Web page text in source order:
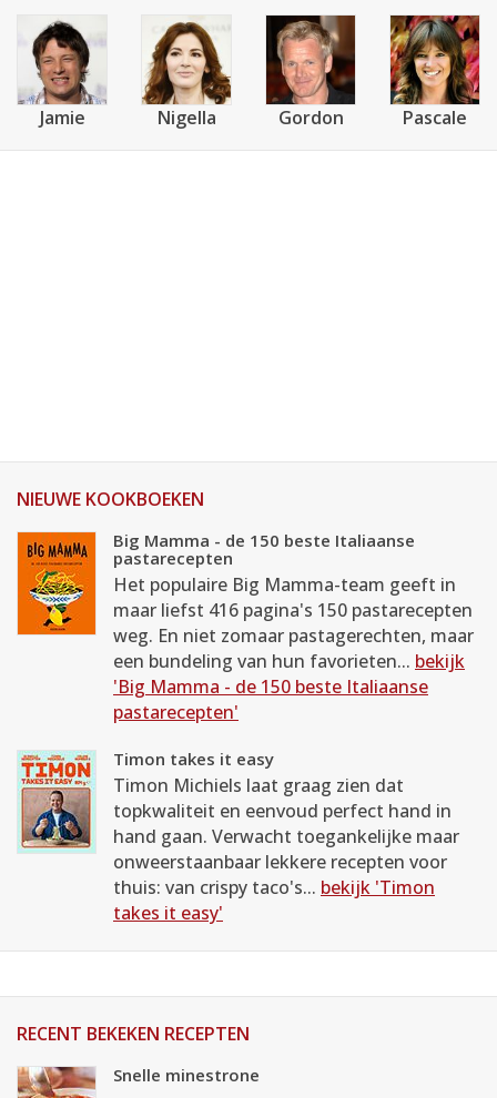
Jamie Nigella Gordon Pascale
NIEUWE KOOKBOEKEN
Big Mamma - de 150 beste Italiaanse
pastarecepten
Het populaire Big Mamma-team geeft in
maar liefst 416 pagina's 150 pastarecepten
weg. En niet zomaar pastagerechten, maar
een bundeling van hun favorieten... bekijk
'Big Mamma - de 150 beste Italiaanse
pastarecepten'
Timon takes it easy
Timon Michiels laat graag zien dat
topkwaliteit en eenvoud perfect hand in
hand gaan. Verwacht toegankelijke maar
onweerstaanbaar lekkere recepten voor
thuis: van crispy taco's... bekijk 'Timon
takes it easy'
RECENT BEKEKEN RECEPTEN
Snelle minestrone